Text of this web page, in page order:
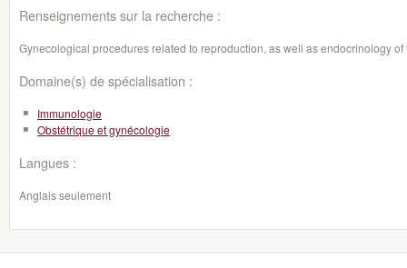
Renseignements sur la recherche :
Gynecological procedures related to reproduction, as well as endocrinology
Domaine(s) de spécialisation :
Immunologie
Obstétrique et gynécologie
Langues :
Anglais seulement